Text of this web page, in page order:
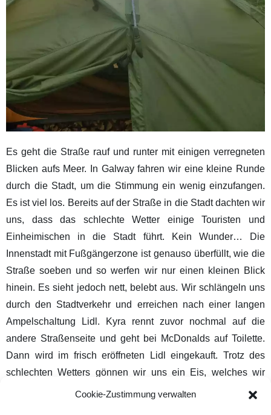
Cookie-Zustimmung verwalten
Es geht die Straße rauf und runter mit einigen verregneten
Blicken aufs Meer. In Galway fahren wir eine kleine Runde
durch die Stadt, um die Stimmung ein wenig einzufangen.
Es ist viel los. Bereits auf der Straße in die Stadt dachten wir
uns, dass das schlechte Wetter einige Touristen und
Einheimischen in die Stadt führt. Kein Wunder… Die
Innenstadt mit Fußgängerzone ist genauso überfüllt, wie die
Straße soeben und so werfen wir nur einen kleinen Blick
hinein. Es sieht jedoch nett, belebt aus. Wir schlängeln uns
durch den Stadtverkehr und erreichen nach einer langen
Ampelschaltung Lidl. Kyra rennt zuvor nochmal auf die
andere Straßenseite und geht bei McDonalds auf Toilette.
Dann wird im frisch eröffneten Lidl eingekauft. Trotz des
schlechten Wetters gönnen wir uns ein Eis, welches wir
noch vor dem Geschäft zufrieden unter einem Vordach